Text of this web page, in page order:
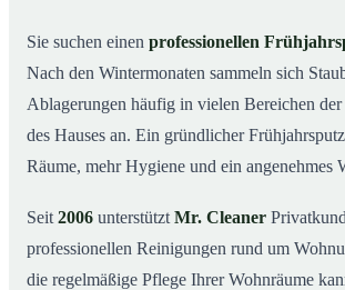
03Was kostet ein Frühjahrsputz in Baar?
04Warum Mr. Cleaner in Baar?
05Typische Anlässe für einen Frühjahrsputz
08Frühjahrsputz in Baar – so arbeiten
Sie suchen einen professionellen
Nach den Wintermonaten sammeln sich
Ablagerungen häufig in vielen Bereichen
des Hauses an. Ein gründlicher
Räume, mehr Hygiene und ein angenehmes
Seit 2006 unterstützt Mr. Cleaner
professionellen Reinigungen rund um
die regelmäßige Pflege Ihrer Wohnräume